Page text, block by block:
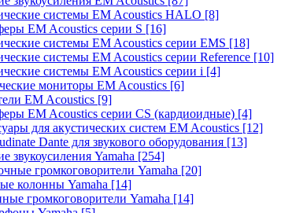
системы EM Acoustics HALO [8]
EM Acoustics серии S [16]
системы EM Acoustics серии EMS [18]
системы EM Acoustics серии Reference [10]
системы EM Acoustics серии i [4]
мониторы EM Acoustics [6]
EM Acoustics [9]
EM Acoustics серии CS (кардиоидные) [4]
для акустических систем EM Acoustics [12]
Dante для звукового оборудования [13]
звукоусиления Yamaha [254]
громкоговорители Yamaha [20]
колонны Yamaha [14]
громкоговорители Yamaha [14]